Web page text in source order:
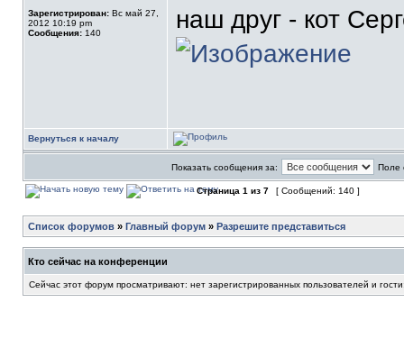
Зарегистрирован: Вс май 27,
2012 10:19 pm
Сообщения: 140 наш друг - кот
Вернуться к началу
Показать сообщения за: Поле
Страница 1 из 7 [ Сообщений: 140 ]
Список форумов » Главный форум » Разрешите представиться
Кто сейчас на конференции
Сейчас этот форум просматривают: нет зарегистрированных пользователей и